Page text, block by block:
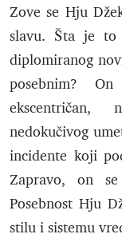
Zove se Hju
slavu. Šta je to
diplomiranog
posebnim?
ekscentričan,
nedokučivog
incidente koji
Zapravo, on
Posebnost Hju
stilu i sistemu